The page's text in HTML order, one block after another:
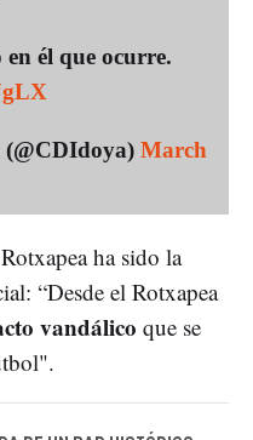
él que ocurre.
March
ha sido la
“Desde el Rotxapea
vandálico que se